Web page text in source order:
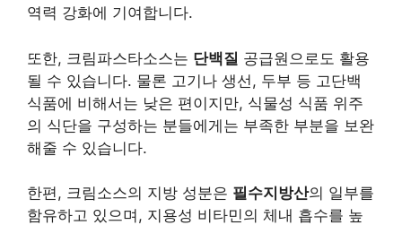
역력 강화에 기여합니다.
또한, 크림파스타소스는 단백질 공급원으로도 활용
될 수 있습니다. 물론 고기나 생선, 두부 등 고단백
식품에 비해서는 낮은 편이지만, 식물성 식품 위주
의 식단을 구성하는 분들에게는 부족한 부분을 보완
해줄 수 있습니다.
한편, 크림소스의 지방 성분은 필수지방산의 일부를
함유하고 있으며, 지용성 비타민의 체내 흡수를 높